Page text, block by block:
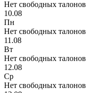
Нет свободных талонов
10.08
Пн
Нет свободных талонов
11.08
Вт
Нет свободных талонов
12.08
Ср
Нет свободных талонов